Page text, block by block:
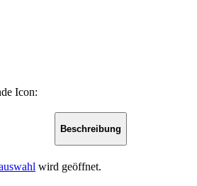
Icon:
Beschreibung
wird geöffnet.